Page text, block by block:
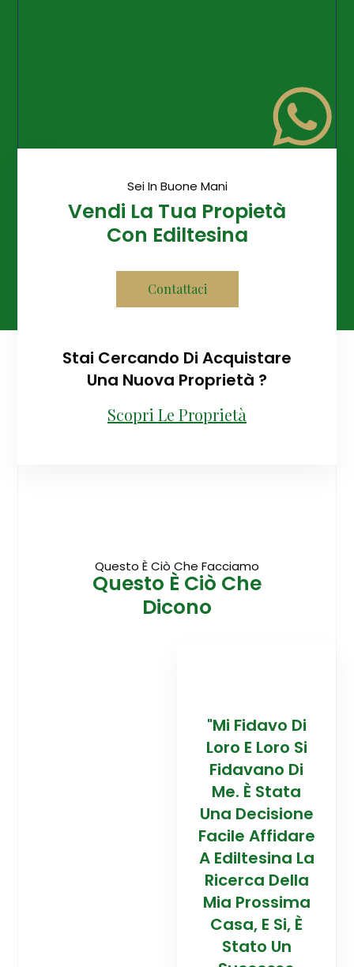
Sei In Buone Mani
Vendi La Tua Propietà
Con Ediltesina
Contattaci
Stai Cercando Di Acquistare
Una Nuova Proprietà ?
Scopri Le Proprietà
Questo È Ciò Che Facciamo
Questo È Ciò Che
Dicono
"Mi Fidavo Di
Loro E Loro Si
Fidavano Di
Me. È Stata
Una Decisione
Facile Affidare
A Ediltesina La
Ricerca Della
Mia Prossima
Casa, E Si, È
Stato Un